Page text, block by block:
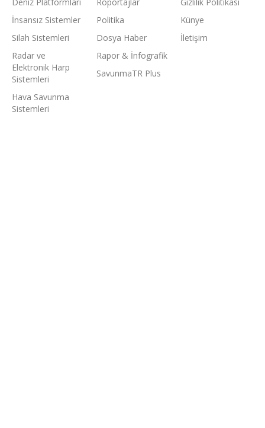
İnsansız Sistemler
Silah Sistemleri
Radar ve
Elektronik Harp
Sistemleri
Hava Savunma
Sistemleri
Politika
Dosya Haber
Rapor & İnfografik
SavunmaTR Plus
Künye
İletişim